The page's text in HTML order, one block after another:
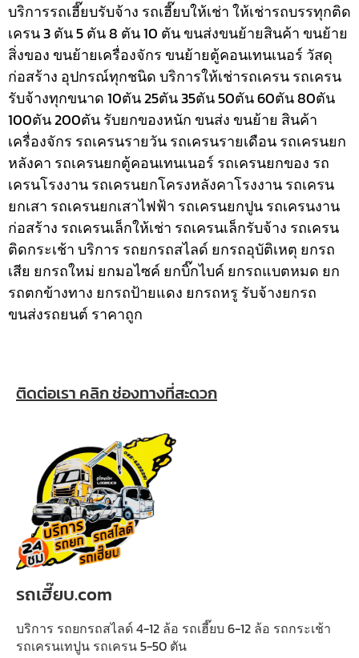
บริการรถเฮี๊ยบรับจ้าง รถเฮี๊ยบให้เช่า ให้เช่ารถบรรทุกติด
เครน 3 ตัน 5 ตัน 8 ตัน 10 ตัน ขนส่งขนย้ายสินค้า ขนย้าย
สิ่งของ ขนย้ายเครื่องจักร ขนย้ายตู้คอนเทนเนอร์ วัสดุ
ก่อสร้าง อุปกรณ์ทุกชนิดบริการให้เช่ารถเครน รถเครน
รับจ้างทุกขนาด 10ตัน 25ตัน 35ตัน 50ตัน 60ตัน 80ตัน
100ตัน 200ตัน รับยกของหนัก ขนส่ง ขนย้าย สินค้า
เครื่องจักร รถเครนรายวัน รถเครนรายเดือน รถเครนยก
หลังคา รถเครนยกตู้คอนเทนเนอร์ รถเครนยกของ รถ
เครนโรงงาน รถเครนยกโครงหลังคาโรงงาน รถเครน
ยกเสา รถเครนยกเสาไฟฟ้า รถเครนยกปูน รถเครนงาน
ก่อสร้าง รถเครนเล็กให้เช่า รถเครนเล็กรับจ้าง รถเครน
ติดกระเช้าบริการ รถยกรถสไลด์ ยกรถอุบัติเหตุ ยกรถ
เสีย ยกรถใหม่ ยกมอไซค์ ยกบิ๊กไบค์ ยกรถแบตหมด ยก
รถตกข้างทาง ยกรถป้ายแดง ยกรถหรู รับจ้างยกรถ
ขนส่งรถยนต์ ราคาถูก
ติดต่อเรา คลิก ช่องทางที่สะดวก
รถเฮี๊ยบ.com
บริการ รถยกรถสไลด์ 4-12 ล้อ รถเฮี๊ยบ 6-12 ล้อ รถกระเช้า
รถเครนเทปูน รถเครน 5-50 ตัน